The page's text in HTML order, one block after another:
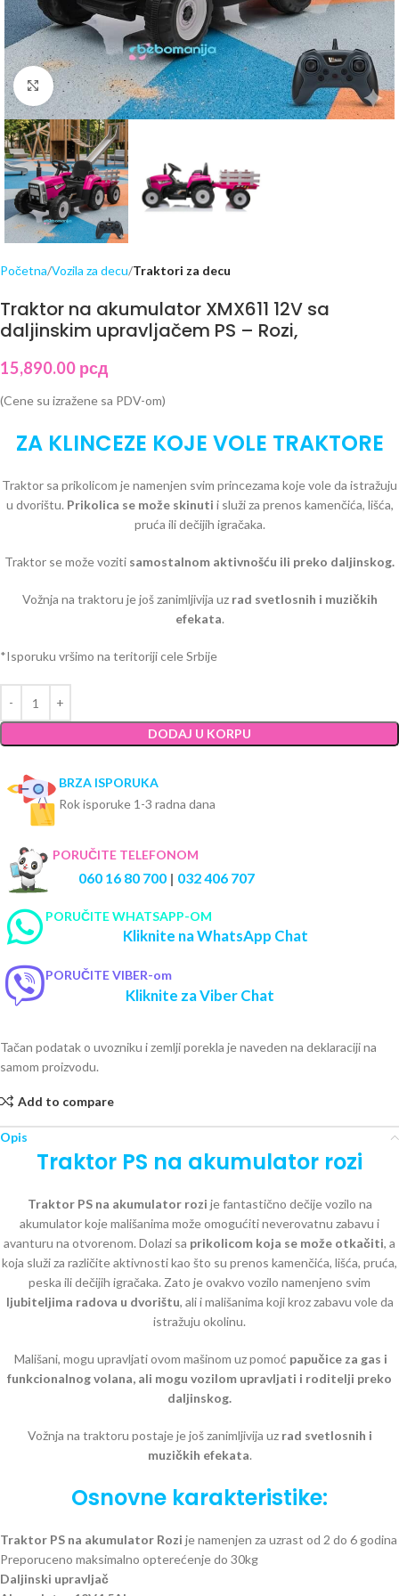
Click to enlarge
Početna Vozila za decu Traktori za decu
Traktor na akumulator XMX611 12V sa
daljinskim upravljačem PS – Rozi,
15,890.00 рсд
(Cene su izražene sa PDV-om)
ZA KLINCEZE KOJE VOLE TRAKTORE
Traktor sa prikolicom je namenjen svim princezama koje vole da istražuju
u dvorištu. Prikolica se može skinuti i služi za prenos kamenčića, lišća,
pruća ili dečijih igračaka.
Traktor se može voziti samostalnom aktivnošću ili preko daljinskog.
Vožnja na traktoru je još zanimljivija uz rad svetlosnih i muzičkih
efekata.
*Isporuku vršimo na teritoriji cele Srbije
DODAJ U KORPU
BRZA ISPORUKA
Rok isporuke 1-3 radna dana
PORUČITE TELEFONOM
060 16 80 700 | 032 406 707
PORUČITE WHATSAPP-OM
Kliknite na WhatsApp Chat
PORUČITE VIBER-om
Kliknite za Viber Chat
Tačan podatak o uvozniku i zemlji porekla je naveden na deklaraciji na
samom proizvodu.
Add to compare
Opis
Traktor PS na akumulator rozi
Traktor PS na akumulator rozi je fantastično dečije vozilo na
akumulator koje mališanima može omogućiti neverovatnu zabavu i
avanturu na otvorenom. Dolazi sa prikolicom koja se može otkačiti, a
koja služi za različite aktivnosti kao što su prenos kamenčića, lišća, pruća,
peska ili dečijih igračaka. Zato je ovakvo vozilo namenjeno svim
ljubiteljima radova u dvorištu, ali i mališanima koji kroz zabavu vole da
istražuju okolinu.
Mališani, mogu upravljati ovom mašinom uz pomoć papučice za gas i
funkcionalnog volana, ali mogu vozilom upravljati i roditelji preko
daljinskog.
Vožnja na traktoru postaje je još zanimljivija uz rad svetlosnih i
muzičkih efekata.
Osnovne karakteristike:
Traktor PS na akumulator Rozi je namenjen za uzrast od 2 do 6 godina
Preporuceno maksimalno opterećenje do 30kg
Daljinski upravljač